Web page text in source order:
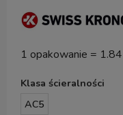
1 opakowanie =
Klasa ścieralności
AC5